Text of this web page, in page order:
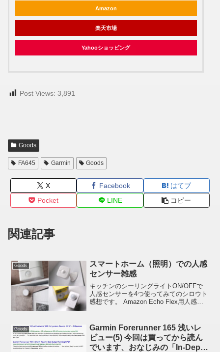
Amazon
楽天市場
Yahooショッピング
Post Views: 3,891
Goods
FA645 Garmin Goods
X Facebook
はてブ
Pocket
LINE コピー
関連記事
Goods
スマートホーム（照明）での人感
センサー雑感
キッチンのシーリングライトON/OFFで
人感センサーを4つ使ってみてのシロウト
感想です。 Amazon Echo Flex用人感セ
Goods
Garmin Forerunner 165 浅いレ
ビュー(5) 今回は買ってから読ん
でいます、おなじみの「In-Depth